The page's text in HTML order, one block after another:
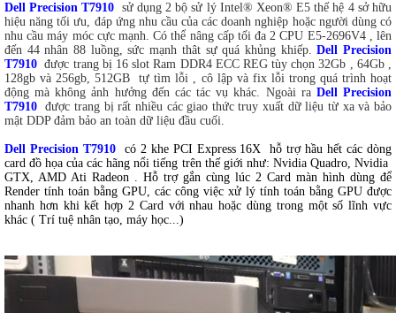
Dell Precision T7910 sử dụng 2 bộ sử lý Intel® Xeon® E5 thế hệ 4 sở hữu
hiệu năng tối ưu, đáp ứng nhu cầu của các doanh nghiệp hoặc người dùng có
nhu cầu máy móc cực mạnh. Có thể nâng cấp tối đa 2 CPU E5-2696V4 , lên
đến 44 nhân 88 luồng, sức mạnh thât sự quá khủng khiếp. Dell Precision
T7910 được trang bị 16 slot Ram DDR4 ECC REG tùy chọn 32Gb , 64Gb ,
128gb và 256gb, 512GB tự tìm lỗi , cô lập và fix lỗi trong quá trình hoạt
động mà không ảnh hưởng đến các tác vụ khác. Ngoài ra Dell Precision
T7910 được trang bị rất nhiều các giao thức truy xuất dữ liệu từ xa và bảo
mật DDP đảm bảo an toàn dữ liệu đầu cuối.
Dell Precision T7910 có 2 khe PCI Express 16X
hỗ trợ hầu hết các dòng
card đồ họa của các hãng nổi tiếng trên thế giới như: Nvidia Quadro, Nvidia
GTX, AMD Ati Radeon . Hỗ trợ gắn cùng lúc 2 Card màn hình dùng để
Render tính toán bằng GPU, các công việc xử lý tính toán bằng GPU được
nhanh hơn khi kết hợp 2 Card với nhau hoặc dùng trong một số lĩnh vực
khác ( Trí tuệ nhân tạo, máy học...)